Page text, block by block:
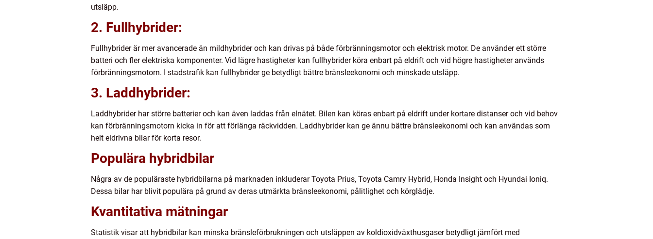
utsläpp.
2. Fullhybrider:
Fullhybrider är mer avancerade än mildhybrider och kan drivas på både förbränningsmotor och elektrisk motor. De använder ett större
batteri och fler elektriska komponenter. Vid lägre hastigheter kan fullhybrider köra enbart på eldrift och vid högre hastigheter används
förbränningsmotorn. I stadstrafik kan fullhybrider ge betydligt bättre bränsleekonomi och minskade utsläpp.
3. Laddhybrider:
Laddhybrider har större batterier och kan även laddas från elnätet. Bilen kan köras enbart på eldrift under kortare distanser och vid behov
kan förbränningsmotorn kicka in för att förlänga räckvidden. Laddhybrider kan ge ännu bättre bränsleekonomi och kan användas som
helt eldrivna bilar för korta resor.
Populära hybridbilar
Några av de populäraste hybridbilarna på marknaden inkluderar Toyota Prius, Toyota Camry Hybrid, Honda Insight och Hyundai Ioniq.
Dessa bilar har blivit populära på grund av deras utmärkta bränsleekonomi, pålitlighet och körglädje.
Kvantitativa mätningar
Statistik visar att hybridbilar kan minska bränsleförbrukningen och utsläppen av koldioxidväxthusgaser betydligt jämfört med